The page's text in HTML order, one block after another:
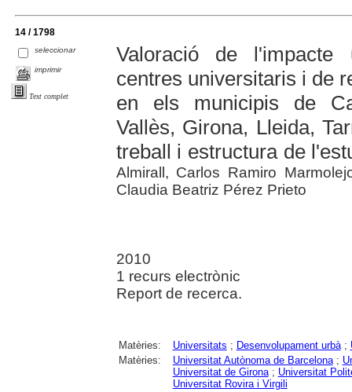
14 / 1798
seleccionar
imprimir
Text complet
Valoració de l'impacte
centres universitaris i de
en els municipis de
Vallès, Girona, Lleida,
treball i estructura de
Almirall, Carlos Ramiro
Claudia Beatriz Pérez Prieto
2010
1 recurs electrònic
Report de recerca.
Matèries: Universitats ; Desenvolupament urbà;
Matèries:
Universitat Autònoma de Barcelona;
Universitat de Girona; Universitat
Universitat Rovira i Virgili